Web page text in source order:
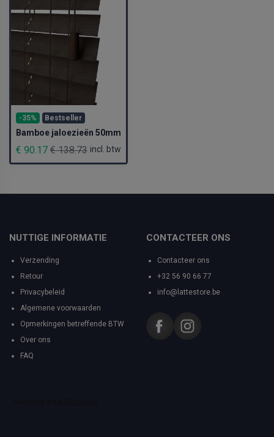
-35% Bestseller
Bamboe jaloezieën 50mm
€ 90.17 € 138.73 incl. btw
NUTTIGE INFORMATIE
Verzending
Retour
Privacybeleid
Algemene voorwaarden
Opmerkingen betreffende BTW
Over ons
FAQ
CONTACTEER ONS
Contacteer ons
+32 56 90 66 77
info@lattestore.be